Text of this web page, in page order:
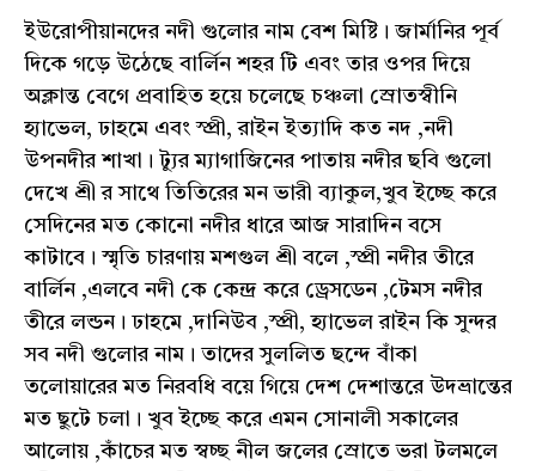
ইউরোপীয়ানদের নদী গুলোর নাম বেশ মিষ্টি। জার্মানির পূর্ব
দিকে গড়ে উঠেছে বার্লিন শহর টি এবং তার ওপর দিয়ে
অক্লান্ত বেগে প্রবাহিত হয়ে চলেছে চঞ্চলা স্রোতস্বীনি
হ্যাভেল, ঢাহমে এবং স্প্রী, রাইন ইত্যাদি কত নদ ,নদী
উপনদীর শাখা। ট্যুর ম্যাগাজিনের পাতায় নদীর ছবি গুলো
দেখে শ্রী র সাথে তিতিরের মন ভারী ব্যাকুল,খুব ইচ্ছে করে
সেদিনের মত কোনো নদীর ধারে আজ সারাদিন বসে
কাটাবে। স্মৃতি চারণায় মশগুল শ্রী বলে ,স্প্রী নদীর তীরে
বার্লিন ,এলবে নদী কে কেন্দ্র করে ড্রেসডেন ,টেমস নদীর
তীরে লন্ডন। ঢাহমে ,দানিউব ,স্প্রী, হ্যাভেল রাইন কি সুন্দর
সব নদী গুলোর নাম। তাদের সুললিত ছন্দে বাঁকা
তলোয়ারের মত নিরবধি বয়ে গিয়ে দেশ দেশান্তরে উদভ্রান্তের
মত ছুটে চলা। খুব ইচ্ছে করে এমন সোনালী সকালের
আলোয় ,কাঁচের মত স্বচ্ছ নীল জলের স্রোতে ভরা টলমলে